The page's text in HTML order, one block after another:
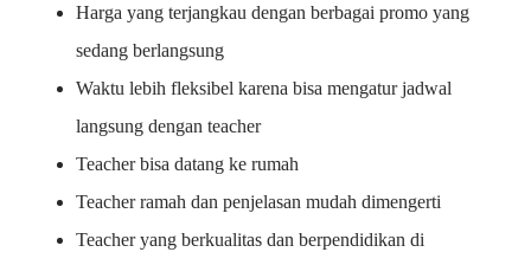
Harga yang terjangkau dengan berbagai promo yang
sedang berlangsung
Waktu lebih fleksibel karena bisa mengatur jadwal
langsung dengan teacher
Teacher bisa datang ke rumah
Teacher ramah dan penjelasan mudah dimengerti
Teacher yang berkualitas dan berpendidikan di